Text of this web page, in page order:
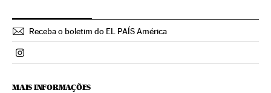
Receba o boletim do EL PAÍS América
Politica El País Brasil en Instagram
MAIS INFORMAÇÕES